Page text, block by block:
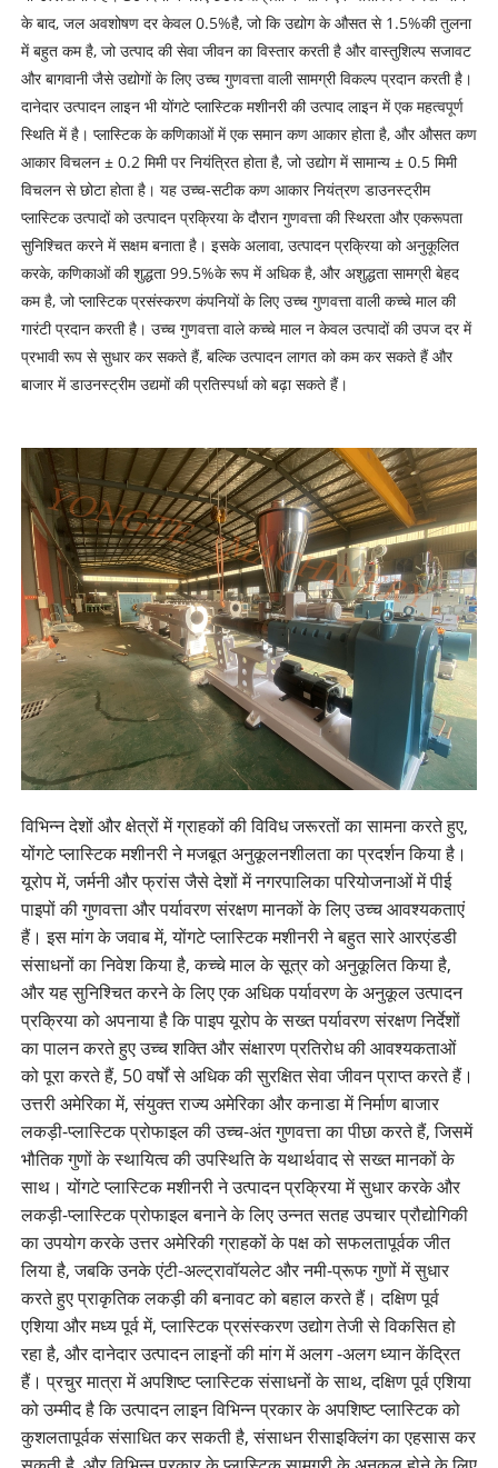
के बाद, जल अवशोषण दर केवल 0.5%है, जो कि उद्योग के औसत से 1.5%की तुलना
में बहुत कम है, जो उत्पाद की सेवा जीवन का विस्तार करती है और वास्तुशिल्प सजावट
और बागवानी जैसे उद्योगों के लिए उच्च गुणवत्ता वाली सामग्री विकल्प प्रदान करती है।
दानेदार उत्पादन लाइन भी योंगटे प्लास्टिक मशीनरी की उत्पाद लाइन में एक महत्वपूर्ण
स्थिति में है। प्लास्टिक के कणिकाओं में एक समान कण आकार होता है, और औसत कण
आकार विचलन ± 0.2 मिमी पर नियंत्रित होता है, जो उद्योग में सामान्य ± 0.5 मिमी
विचलन से छोटा होता है। यह उच्च-सटीक कण आकार नियंत्रण डाउनस्ट्रीम
प्लास्टिक उत्पादों को उत्पादन प्रक्रिया के दौरान गुणवत्ता की स्थिरता और एकरूपता
सुनिश्चित करने में सक्षम बनाता है। इसके अलावा, उत्पादन प्रक्रिया को अनुकूलित
करके, कणिकाओं की शुद्धता 99.5%के रूप में अधिक है, और अशुद्धता सामग्री बेहद
कम है, जो प्लास्टिक प्रसंस्करण कंपनियों के लिए उच्च गुणवत्ता वाली कच्चे माल की
गारंटी प्रदान करती है। उच्च गुणवत्ता वाले कच्चे माल न केवल उत्पादों की उपज दर में
प्रभावी रूप से सुधार कर सकते हैं, बल्कि उत्पादन लागत को कम कर सकते हैं और
बाजार में डाउनस्ट्रीम उद्यमों की प्रतिस्पर्धा को बढ़ा सकते हैं।
विभिन्न देशों और क्षेत्रों में ग्राहकों की विविध जरूरतों का सामना करते हुए,
योंगटे प्लास्टिक मशीनरी ने मजबूत अनुकूलनशीलता का प्रदर्शन किया है।
यूरोप में, जर्मनी और फ्रांस जैसे देशों में नगरपालिका परियोजनाओं में पीई
पाइपों की गुणवत्ता और पर्यावरण संरक्षण मानकों के लिए उच्च आवश्यकताएं
हैं। इस मांग के जवाब में, योंगटे प्लास्टिक मशीनरी ने बहुत सारे आरएंडडी
संसाधनों का निवेश किया है, कच्चे माल के सूत्र को अनुकूलित किया है,
और यह सुनिश्चित करने के लिए एक अधिक पर्यावरण के अनुकूल उत्पादन
प्रक्रिया को अपनाया है कि पाइप यूरोप के सख्त पर्यावरण संरक्षण निर्देशों
का पालन करते हुए उच्च शक्ति और संक्षारण प्रतिरोध की आवश्यकताओं
को पूरा करते हैं, 50 वर्षों से अधिक की सुरक्षित सेवा जीवन प्राप्त करते हैं।
उत्तरी अमेरिका में, संयुक्त राज्य अमेरिका और कनाडा में निर्माण बाजार
लकड़ी-प्लास्टिक प्रोफाइल की उच्च-अंत गुणवत्ता का पीछा करते हैं, जिसमें
भौतिक गुणों के स्थायित्व की उपस्थिति के यथार्थवाद से सख्त मानकों के
साथ। योंगटे प्लास्टिक मशीनरी ने उत्पादन प्रक्रिया में सुधार करके और
लकड़ी-प्लास्टिक प्रोफाइल बनाने के लिए उन्नत सतह उपचार प्रौद्योगिकी
का उपयोग करके उत्तर अमेरिकी ग्राहकों के पक्ष को सफलतापूर्वक जीत
लिया है, जबकि उनके एंटी-अल्ट्रावॉयलेट और नमी-प्रूफ गुणों में सुधार
करते हुए प्राकृतिक लकड़ी की बनावट को बहाल करते हैं। दक्षिण पूर्व
एशिया और मध्य पूर्व में, प्लास्टिक प्रसंस्करण उद्योग तेजी से विकसित हो
रहा है, और दानेदार उत्पादन लाइनों की मांग में अलग -अलग ध्यान केंद्रित
हैं। प्रचुर मात्रा में अपशिष्ट प्लास्टिक संसाधनों के साथ, दक्षिण पूर्व एशिया
को उम्मीद है कि उत्पादन लाइन विभिन्न प्रकार के अपशिष्ट प्लास्टिक को
कुशलतापूर्वक संसाधित कर सकती है, संसाधन रीसाइक्लिंग का एहसास कर